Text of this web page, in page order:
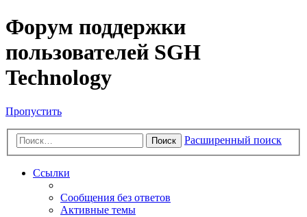
Форум поддержки
пользователей SGH
Technology
Пропустить
Поиск Расширенный поиск
Ссылки
Сообщения без ответов
Активные темы